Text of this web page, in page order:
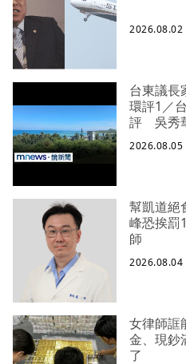
2026.08.02
台東議
環評1／
評 吳秀
2026.08.05
幫凱道絕
峰恐挨罰
師
2026.08.04
女律師誆
金、現
了